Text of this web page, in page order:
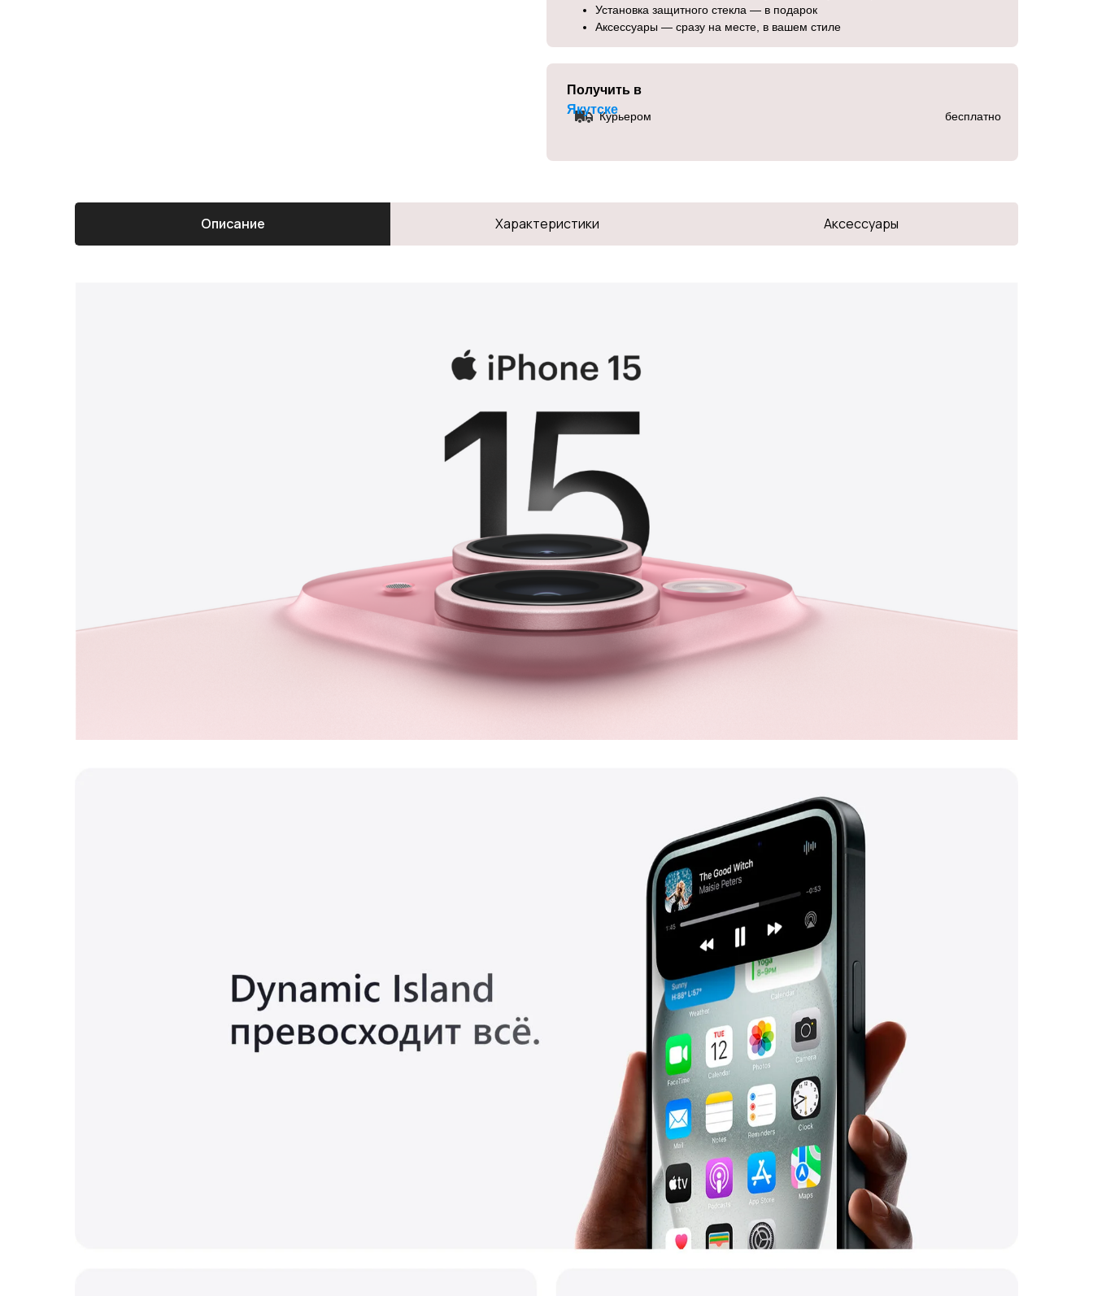
Установка защитного стекла — в подарок
Аксессуары — сразу на месте, в вашем стиле
бесплатно
Курьером
Получить в
Якутске
Описание Характеристики Аксессуары